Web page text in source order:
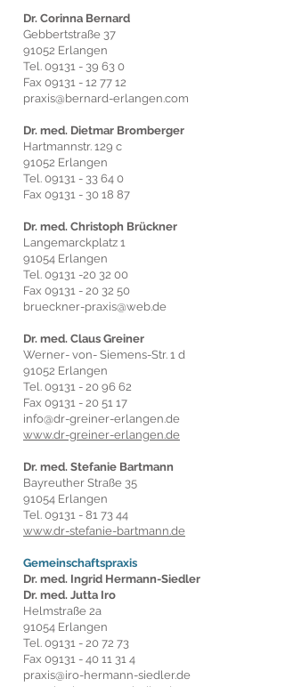
Dr. Corinna Bernard
Gebbertstraße 37
91052 Erlangen
Tel. 09131 - 39 63 0
Fax 09131 - 12 77 12
praxis@bernard-erlangen.com
Dr. med. Dietmar Bromberger
Hartmannstr. 129 c
91052 Erlangen
Tel. 09131 - 33 64 0
Fax 09131 - 30 18 87
Dr. med. Christoph Brückner
Langemarckplatz 1
91054 Erlangen
Tel. 09131 -20 32 00
Fax 09131 - 20 32 50
brueckner-praxis@web.de
Dr. med. Claus Greiner
Werner- von- Siemens-Str. 1 d
91052 Erlangen
Tel. 09131 - 20 96 62
Fax 09131 - 20 51 17
info@dr-greiner-erlangen.de
www.dr-greiner-erlangen.de
Dr. med. Stefanie Bartmann
Bayreuther Straße 35
91054 Erlangen
Tel. 09131 - 81 73 44
www.dr-stefanie-bartmann.de
Gemeinschaftspraxis
Dr. med. Ingrid Hermann-Siedler
Dr. med. Jutta Iro
Helmstraße 2a
91054 Erlangen
Tel. 09131 - 20 72 73
Fax 09131 - 40 11 31 4
praxis@iro-hermann-siedler.de